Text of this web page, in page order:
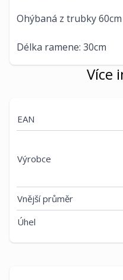
Ohýbaná z trubky 60cm
Délka ramene: 30cm
Více
EAN
Výrobce
Vnější průměr
Úhel